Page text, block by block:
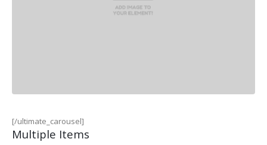
[/ultimate_carousel]
Multiple Items